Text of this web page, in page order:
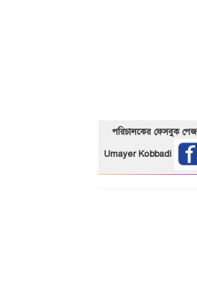
পরিচালকের ফেসবুক পেজ
Umayer Kobbadi